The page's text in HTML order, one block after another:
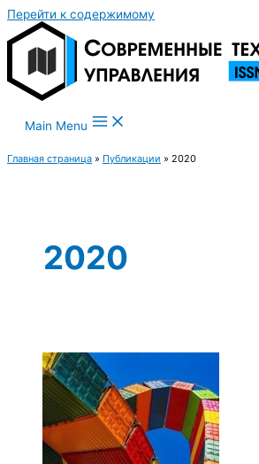
Перейти к содержимому
Main Menu
Главная страница » Публикации » 2020
2020